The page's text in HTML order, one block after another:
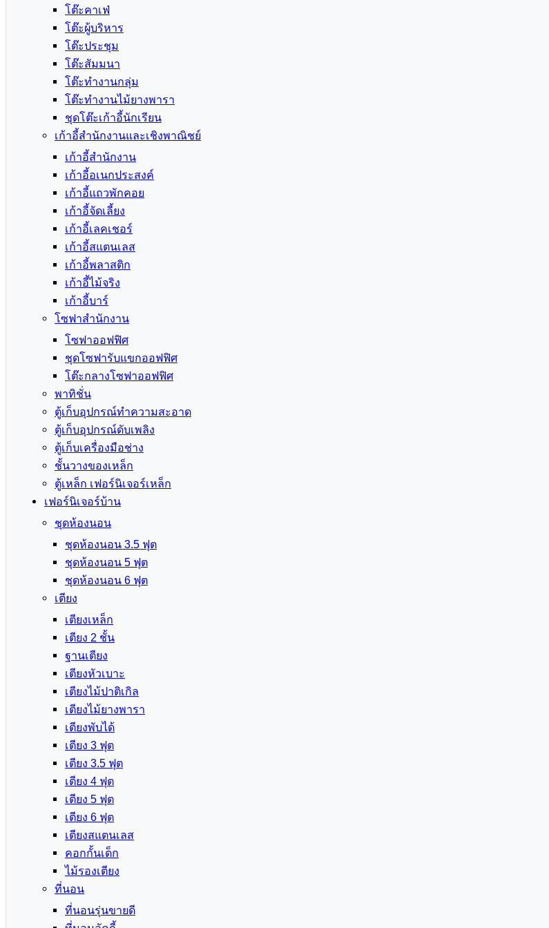
โต๊ะคาเฟ่
โต๊ะผู้บริหาร
โต๊ะประชุม
โต๊ะสัมมนา
โต๊ะทำงานกลุ่ม
โต๊ะทำงานไม้ยางพารา
ชุดโต๊ะเก้าอี้นักเรียน
เก้าอี้สำนักงานและเชิงพาณิชย์
เก้าอี้สำนักงาน
เก้าอี้อเนกประสงค์
เก้าอี้แถวพักคอย
เก้าอี้จัดเลี้ยง
เก้าอี้เลคเชอร์
เก้าอี้สแตนเลส
เก้าอี้พลาสติก
เก้าอี้ไม้จริง
เก้าอี้บาร์
โซฟาสำนักงาน
โซฟาออฟฟิศ
ชุดโซฟารับแขกออฟฟิศ
โต๊ะกลางโซฟาออฟฟิศ
พาทิชั่น
ตู้เก็บอุปกรณ์ทำความสะอาด
ตู้เก็บอุปกรณ์ดับเพลิง
ตู้เก็บเครื่องมือช่าง
ชั้นวางของเหล็ก
ตู้เหล็ก เฟอร์นิเจอร์เหล็ก
เฟอร์นิเจอร์บ้าน
ชุดห้องนอน
ชุดห้องนอน 3.5 ฟุต
ชุดห้องนอน 5 ฟุต
ชุดห้องนอน 6 ฟุต
เตียง
เตียงเหล็ก
เตียง 2 ชั้น
ฐานเตียง
เตียงหัวเบาะ
เตียงไม้ปาติเกิล
เตียงไม้ยางพารา
เตียงพับได้
เตียง 3 ฟุต
เตียง 3.5 ฟุต
เตียง 4 ฟุต
เตียง 5 ฟุต
เตียง 6 ฟุต
เตียงสแตนเลส
คอกกั้นเด็ก
ไม้รองเตียง
ที่นอน
ที่นอนรุ่นขายดี